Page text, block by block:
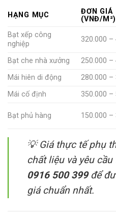
HẠNG MỤC
ĐƠN GIÁ
(VNĐ/M²)
Bạt xếp công
nghiệp
320.000 –
Bạt che nhà xưởng 250.000 –
Mái hiên di động
280.000 –
Mái cố định
350.000 –
Bạt phủ hàng 150.000 –
💡Giá thực tế phụ
chất liệu và yêu
0916 500 399để
giá chuẩn nhất.